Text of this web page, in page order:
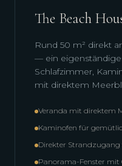
The Beach
Rund 50 m² direkt
— ein
Schlafzimmer,
mit direktem
Veranda mit direktem
Kaminofen für
Direkter
Panorama-Fenster mit